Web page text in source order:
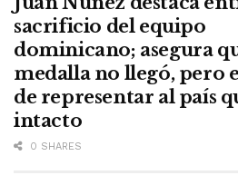
sacrificio del equipo
dominicano; asegura
medalla no llegó, pero
de representar al país
intacto
0 SHARES